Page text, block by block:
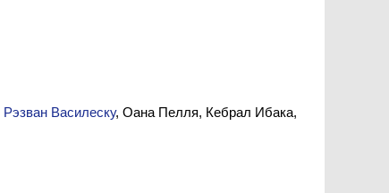
Рэзван Василеску, Оана Пелля, Кебрал Ибака,